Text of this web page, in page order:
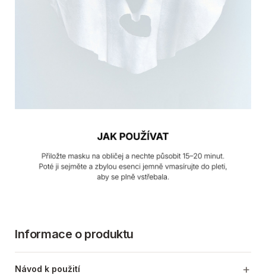
Informace o produktu
Návod k použití